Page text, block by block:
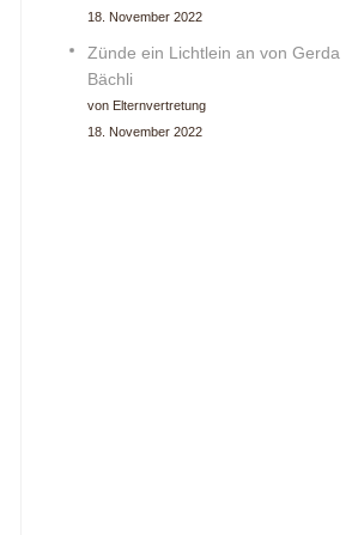
18. November 2022
Zünde ein Lichtlein an von Gerda
Bächli
von Elternvertretung
18. November 2022